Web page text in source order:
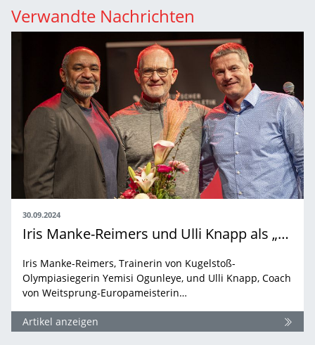
Verwandte Nachrichten
30.09.2024
Iris Manke-Reimers und Ulli Knapp als „Trainer:in des Jahres“ 2024 ausgezeichnet
Iris Manke-Reimers, Trainerin von Kugelstoß-
Olympiasiegerin Yemisi Ogunleye, und Ulli Knapp, Coach
von Weitsprung-Europameisterin…
Artikel anzeigen